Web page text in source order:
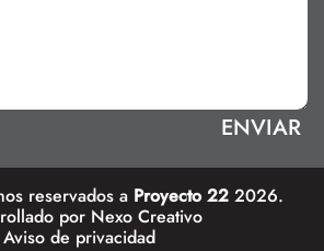
reservados a Proyecto 22 2026.
por Nexo Creativo
Aviso de privacidad